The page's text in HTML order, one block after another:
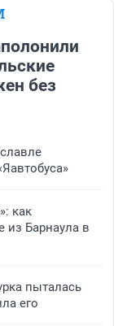
без
как
из Барнаула в
пыталась
его